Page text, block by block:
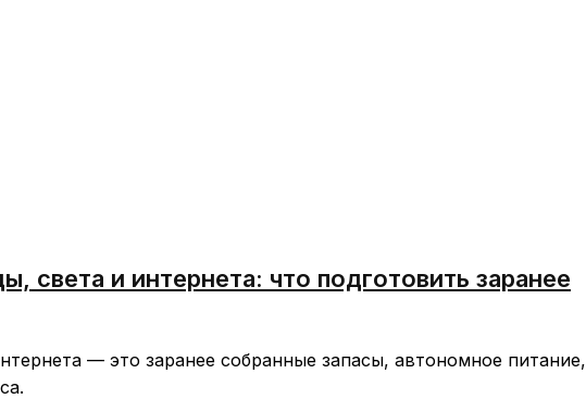
света и интернета: что подготовить заранее
— это заранее собранные запасы, автономное питание,